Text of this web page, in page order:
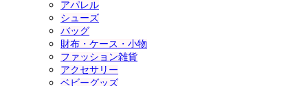
アパレル
シューズ
バッグ
財布・ケース・小物
ファッション雑貨
アクセサリー
ベビーグッズ